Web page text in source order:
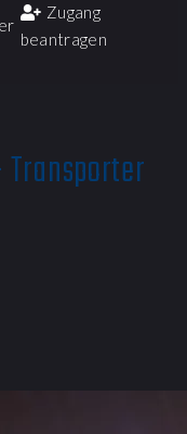
Zugang
beantragen